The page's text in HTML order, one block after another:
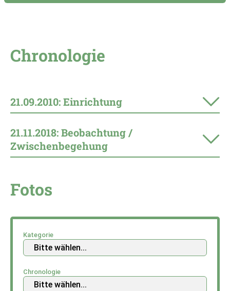
Chronologie
21.09.2010: Einrichtung
21.11.2018: Beobachtung /
Zwischenbegehung
Fotos
Kategorie
Chronologie